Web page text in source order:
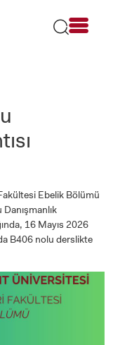
Ebelik Bölümü
16 Mayıs 2026
B406 nolu derslikte